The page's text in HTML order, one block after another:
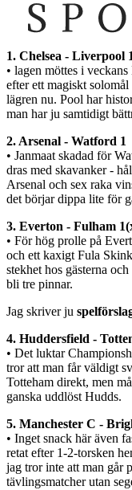
1. Chelsea - Liverpool
• lagen möttes i
efter ett magiskt
lägren nu. Pool har
man har ju samtidigt
2. Arsenal - Watford 1
• Janmaat skadad för
dras med skavanker -
Arsenal och sex raka
det börjar dippa lite för
3. Everton - Fulham
• För hög prolle på
och ett kaxigt Fula
stekhet hos gästerna
bli tre pinnar.
Jag skriver ju
4. Huddersfield -
• Det luktar
tror att man får väldigt
Totteham direkt, men
ganska uddlöst Hudds.
5. Manchester C -
• Inget snack här även
retat efter 1-2-torsken
jag tror inte att man går
tävlingsmatcher utan